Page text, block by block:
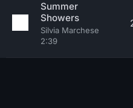
Summer
Showers
Silvia Marchese
2:39